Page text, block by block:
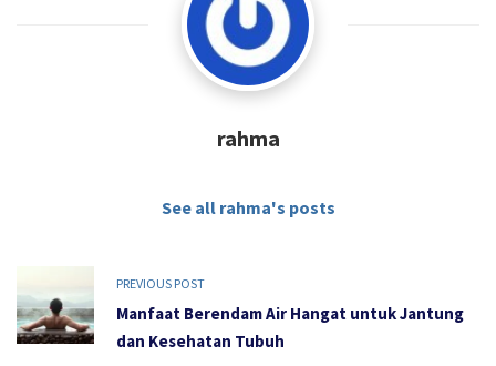
rahma
See all rahma's posts
PREVIOUS POST
Manfaat Berendam Air Hangat untuk Jantung
dan Kesehatan Tubuh